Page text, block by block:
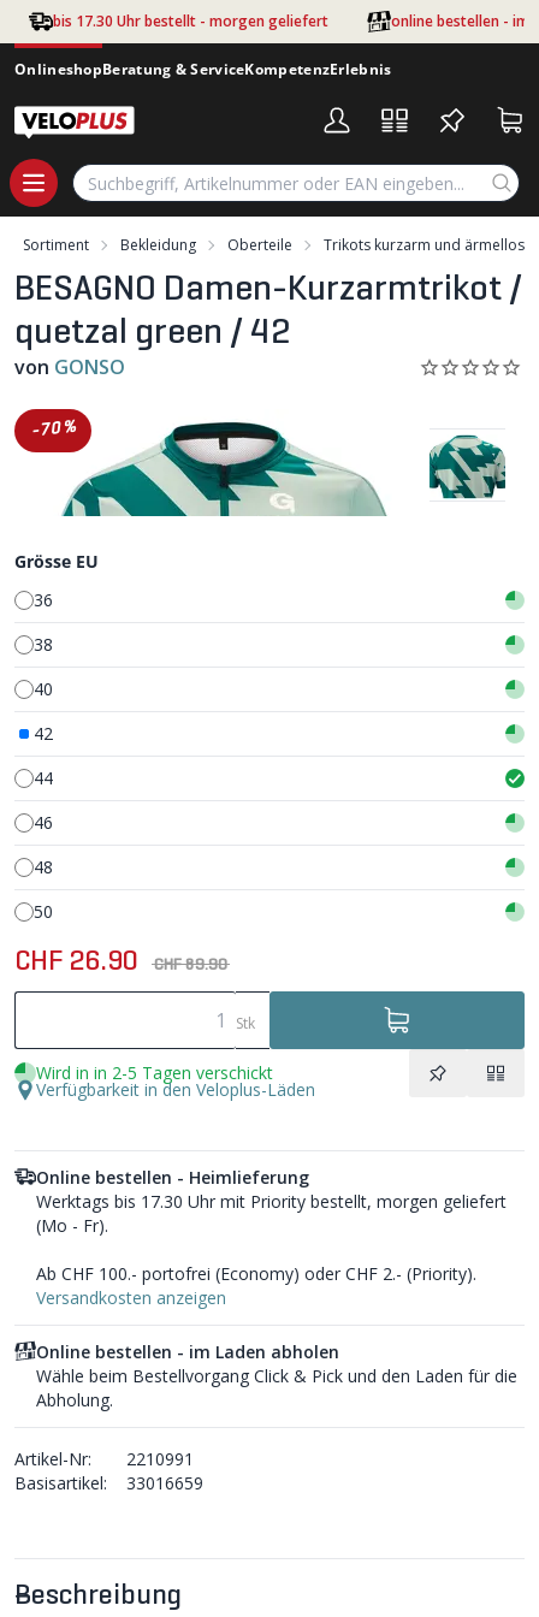
Zum Hauptinhalt springen
bis 17.30 Uhr bestellt - morgen geliefert online bestellen - im
OnlineshopBeratung & ServiceKompetenzErlebnis
Sortiment Bekleidung Oberteile Trikots kurzarm und ärmellos
BESAGNO Damen-Kurzarmtrikot /
quetzal green / 42
von GONSO
-70%
Beschreibung
Grösse EU
36
38
40
42
44
46
48
50
CHF 26.90 CHF 89.90
Stk
Wird in in 2-5 Tagen verschickt
Verfügbarkeit in den Veloplus-Läden
Online bestellen - Heimlieferung
Werktags bis 17.30 Uhr mit Priority bestellt, morgen geliefert
(Mo - Fr).
Ab CHF 100.- portofrei (Economy) oder CHF 2.- (Priority).
Versandkosten anzeigen
Online bestellen - im Laden abholen
Wähle beim Bestellvorgang Click & Pick und den Laden für die
Abholung.
Artikel-Nr:
2210991
Basisartikel:
33016659